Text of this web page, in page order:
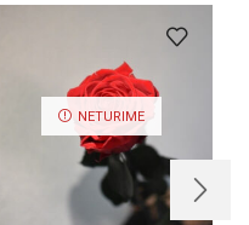
NETURIME